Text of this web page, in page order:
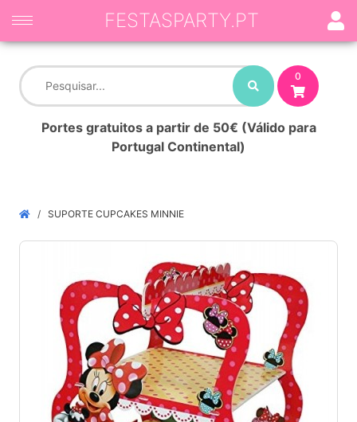
0
Portes gratuitos a partir de 50€ (Válido para
Portugal Continental)
FESTASPARTY.PT
SUPORTE CUPCAKES MINNIE